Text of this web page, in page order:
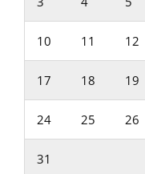
10 11 12
17 18 19
24 25 26
31